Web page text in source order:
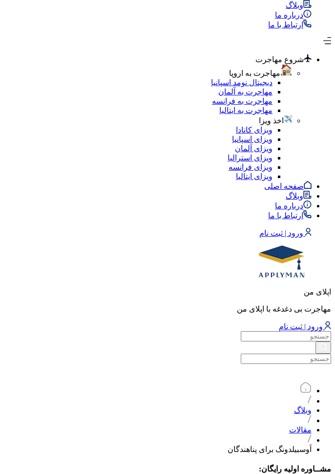
وبلاگ
درباره ما
ارتباط با ما
شروع مهاجرت
مهاجرت به اروپا
دیجیتال نومد اسپانیا
مهاجرت به آلمان
مهاجرت به فرانسه
مهاجرت به ایتالیا
اخذ ویزا
ویزای کانادا
ویزای اسپانیا
ویزای آلمان
ویزای استرالیا
ویزای فرانسه
ویزای ایتالیا
صفحه اصلی
وبلاگ
درباره ما
ارتباط با ما
ورود | ثبت نام
اپلای من
مهاجرت بی دغدغه با اپلای من
ورود | ثبت نام
وبلاگ
مقالات
آوسبیلدونگ برای پناهندگان
مشــاوره اولیه رایگان: